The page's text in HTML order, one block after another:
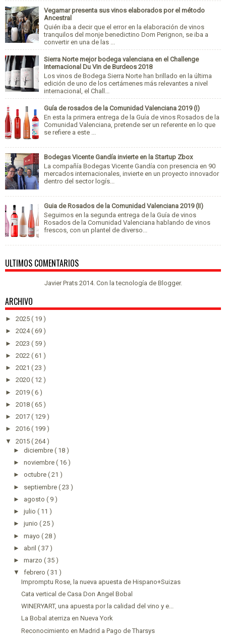
Vegamar presenta sus vinos elaborados por el método
Ancestral
Quién iba a decir que el error en la elaboración de vinos
tranquilos del monje benedictino Dom Perignon, se iba a
convertir en una de las ...
Sierra Norte mejor bodega valenciana en el Challenge
Internacional Du Vin de Burdeos 2018
Los vinos de Bodega Sierra Norte han brillado en la última
edición de uno de los certámenes más relevantes a nivel
internacional, el Chall...
Guía de rosados de la Comunidad Valenciana 2019 (I)
En esta la primera entrega de la Guía de vinos Rosados de la
Comunidad Valenciana, pretende ser un referente en lo que
se refiere a este ...
Bodegas Vicente Gandía invierte en la Startup Zbox
La compañía Bodegas Vicente Gandía con presencia en 90
mercados internacionales, invierte en un proyecto innovador
dentro del sector logís...
Guia de Rosados de la Comunidad Valenciana 2019 (II)
Seguimos en la segunda entrega de la Guía de vinos
Rosados de la Comunidad Valenciana hablando de vinos
frescos, con un plantel de diverso...
ULTIMOS COMENTARIOS
Javier Prats 2014. Con la tecnología de Blogger.
ARCHIVO
► 2025 ( 19 )
► 2024( 69 )
► 2023 ( 59 )
► 2022 ( 61 )
► 2021 ( 23 )
► 2020 ( 12 )
► 2019 ( 6 )
► 2018 ( 65 )
► 2017 ( 129 )
► 2016 ( 199 )
▼ 2015 ( 264 )
► diciembre ( 18 )
► noviembre ( 16 )
► octubre ( 21 )
► septiembre ( 23 )
► agosto ( 9 )
► julio ( 11 )
► junio ( 25 )
► mayo ( 28 )
► abril ( 37 )
► marzo ( 35 )
▼ febrero ( 31 )
Impromptu Rose, la nueva apuesta de Hispano+Suizas
Cata vertical de Casa Don Angel Bobal
WINERYART, una apuesta por la calidad del vino y e...
La Bobal aterriza en Nueva York
Reconocimiento en Madrid a Pago de Tharsys